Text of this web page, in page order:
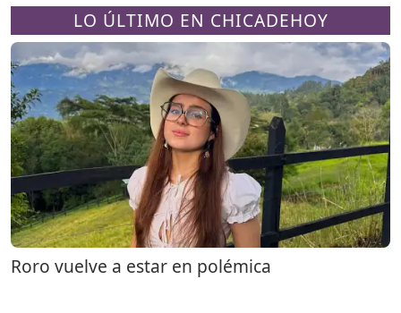
LO ÚLTIMO EN CHICADEHOY
Roro vuelve a estar en polémica